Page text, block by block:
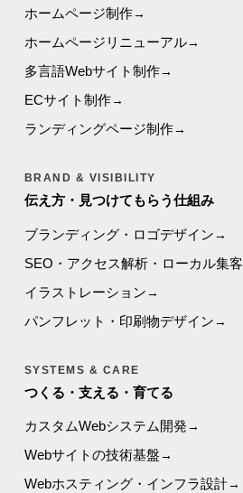
ホームページ制作
ホームページリニューアル
多言語Webサイト制作
ECサイト制作
ランディングページ制作
BRAND & VISIBILITY
伝え方・見つけてもらう仕組み
ブランディング・ロゴデザイン
SEO・アクセス解析・ローカル集客
イラストレーション
パンフレット・印刷物デザイン
SYSTEMS & CARE
つくる・支える・育てる
カスタムWebシステム開発
Webサイトの技術基盤
Webホスティング・インフラ設計